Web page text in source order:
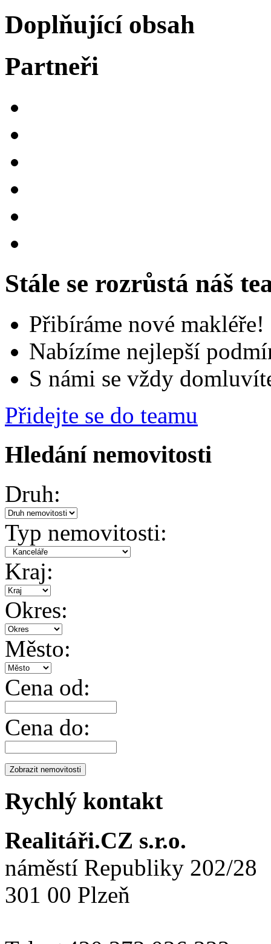
Doplňující obsah
Partneři
Stále se rozrůstá náš
Přibíráme nové makléře!
Nabízíme nejlepší
S námi se vždy
Přidejte se do teamu
Hledání nemovitosti
Druh:
Typ nemovitosti:
Kraj:
Okres:
Město:
Cena od:
Cena do:
Rychlý kontakt
Realitáři.CZ s.r.o.
náměstí Republiky 202/28
301 00 Plzeň